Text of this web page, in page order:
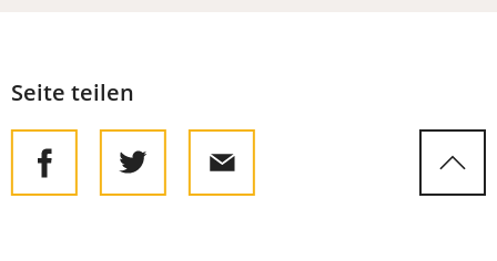
Seite teilen